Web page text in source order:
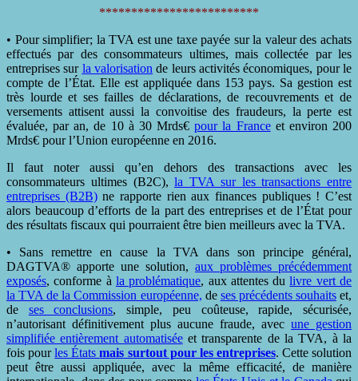
*************************
• Pour simplifier; la TVA est une taxe payée sur la valeur des achats
effectués par des consommateurs ultimes, mais collectée par les
entreprises sur la valorisation de leurs activités économiques, pour le
compte de l’État. Elle est appliquée dans 153 pays. Sa gestion est
très lourde et ses failles de déclarations, de recouvrements et de
versements attisent aussi la convoitise des fraudeurs, la perte est
évaluée, par an, de 10 à 30 Mrds€pour la Franceet environ 200
Mrds€ pour l’Union européenne en 2016.
Il faut noter aussi qu’en dehors des transactions avec les
consommateurs ultimes (B2C),la TVA sur les transactions entre
entreprises (B2B)ne rapporte rien aux finances publiques ! C’est
alors beaucoup d’efforts de la part des entreprises et de l’État pour
des résultats fiscaux qui pourraient être bien meilleurs avec la TVA.
• Sans remettre en cause la TVA dans son principe général,
DAGTVA® apporte une solution, aux problèmes précédemment
exposés, conforme à la problématique, aux attentes dulivre vert de
la TVA de la Commission européenne, de ses précédents souhaitset,
de ses conclusions, simple, peu coûteuse, rapide, sécurisée,
n’autorisant définitivement plus aucune fraude, avec une gestion
simplifiée entièrement automatiséeet transparente de la TVA, à la
fois pourles Étatsmais surtout pour les entreprises. Cette solution
peut être aussi appliquée, avec la même efficacité, de manière